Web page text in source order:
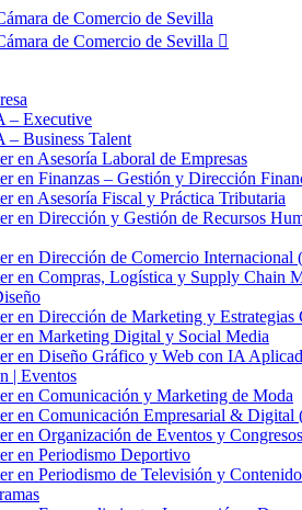
– Executive
– Business Talent
en Asesoría Laboral de Empresas
en Finanzas – Gestión y Dirección
en Asesoría Fiscal y Práctica Tributaria
en Dirección y Gestión de Recursos
en Dirección de Comercio
en Compras, Logística y Supply Chain
en Dirección de Marketing y Estrategias
en Marketing Digital y Social Media
en Diseño Gráfico y Web con IA
| Eventos
en Comunicación y Marketing de Moda
en Comunicación Empresarial &
en Organización de Eventos y
en Periodismo Deportivo
en Periodismo de Televisión y